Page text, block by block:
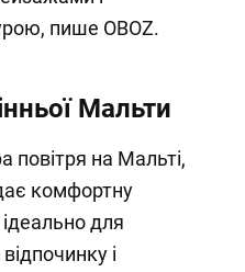
пише OBOZ.
Мальти
повітря на Мальті,
комфортну
для
і